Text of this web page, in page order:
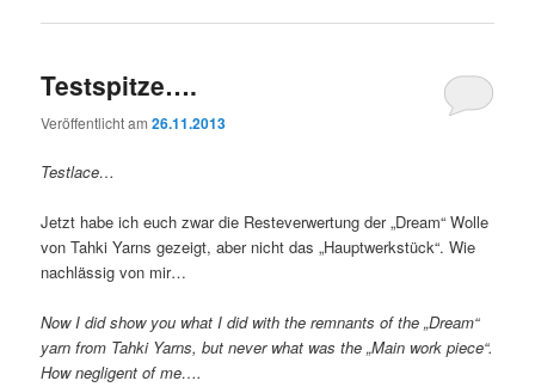
Testspitze….
Veröffentlicht am26.11.2013
Testlace…
Jetzt habe ich euch zwar die Resteverwertung der „Dream“ Wolle
von Tahki Yarns gezeigt, aber nicht das „Hauptwerkstück“. Wie
nachlässig von mir…
Now I did show you what I did with the remnants of the „Dream“
yarn from Tahki Yarns, but never what was the „Main work piece“.
How negligent of me….